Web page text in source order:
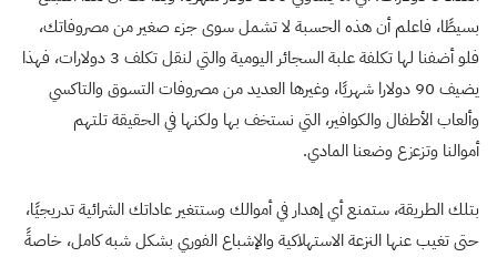
بسيطًا، فاعلم أن هذه الحسبة لا تشمل سوى جزء صغير من مصروفاتك،
فلو أضفنا لها تكلفة علبة السجائر اليومية والتي لنقل تكلف 3 دولارات، فهذا
يضيف 90 دولارا شهريًا، وغيرها العديد من مصروفات التسوق والتاكسي
وألعاب الأطفال والكوافير، التي نستخف بها ولكنها في الحقيقة تلتهم
أموالنا وتزعزع وضعنا المادي.
بتلك الطريقة، ستمنع أي إهدار في أموالك وستتغير عاداتك الشرائية تدريجيًا،
حتى تغيب عنها النزعة الاستهلاكية والإشباع الفوري بشكل شبه كامل، خاصةً